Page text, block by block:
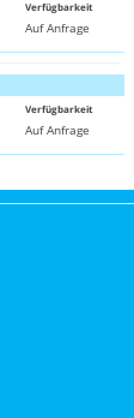
Verfügbarkeit
Auf Anfrage
Verfügbarkeit
Auf Anfrage